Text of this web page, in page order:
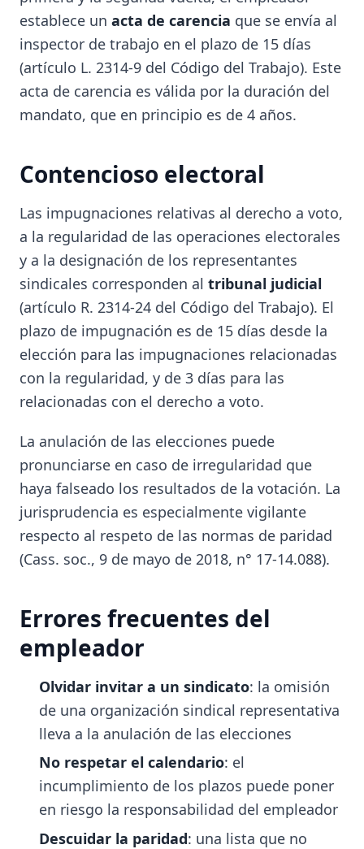
establece un acta de carencia que se envía al
inspector de trabajo en el plazo de 15 días
(artículo L. 2314-9 del Código del Trabajo). Este
acta de carencia es válida por la duración del
mandato, que en principio es de 4 años.
Contencioso electoral
Las impugnaciones relativas al derecho a voto,
a la regularidad de las operaciones electorales
y a la designación de los representantes
sindicales corresponden al tribunal judicial
(artículo R. 2314-24 del Código del Trabajo). El
plazo de impugnación es de 15 días desde la
elección para las impugnaciones relacionadas
con la regularidad, y de 3 días para las
relacionadas con el derecho a voto.
La anulación de las elecciones puede
pronunciarse en caso de irregularidad que
haya falseado los resultados de la votación. La
jurisprudencia es especialmente vigilante
respecto al respeto de las normas de paridad
(Cass. soc., 9 de mayo de 2018, n° 17-14.088).
Errores frecuentes del
empleador
Olvidar invitar a un sindicato: la omisión
de una organización sindical representativa
lleva a la anulación de las elecciones
No respetar el calendario: el
incumplimiento de los plazos puede poner
en riesgo la responsabilidad del empleador
Descuidar la paridad: una lista que no